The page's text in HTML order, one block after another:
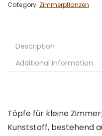
Category: Zimmerpflanzen
Description
Additional information
Töpfe für kleine
Kunststoff, bestehend